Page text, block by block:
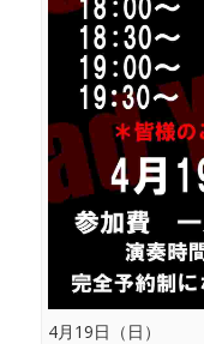
4月19日（日）